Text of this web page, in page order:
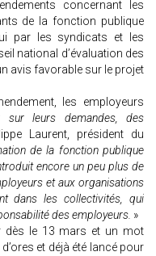
concernant les
de la fonction publique
par les syndicats et les
national d’évaluation des
avis favorable sur le projet
les employeurs
sur leurs demandes, des
Laurent, président du
de la fonction publique
encore un peu plus de
et aux organisations
dans les collectivités, qui
des employeurs. »
dès le 13 mars et un mot
et déjà été lancé pour